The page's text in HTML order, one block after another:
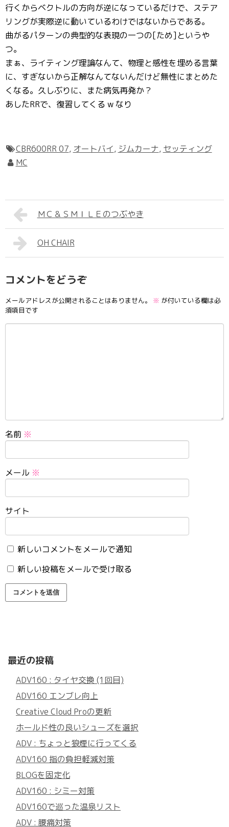
行くからベクトルの方向が逆になっているだけで、ステア
リングが実際逆に動いているわけではないからである。
曲がるパターンの典型的な表現の一つの[ため]というや
つ。
まぁ、ライティング理論なんて、物理と感性を埋める言葉
に、すぎないから正解なんてないんだけど無性にまとめた
くなる。久しぶりに、また病気再発か？
あしたRRで、復習してくる w なり
CBR600RR 07, オートバイ, ジムカーナ, セッティング
MC
ＭＣ＆ＳＭＩＬＥのつぶやき
OH CHAIR
コメントをどうぞ
メールアドレスが公開されることはありません。 ※ が付いている欄は必
須項目です
名前 ※
メール ※
サイト
新しいコメントをメールで通知
新しい投稿をメールで受け取る
最近の投稿
ADV160 : タイヤ交換 (1回目)
ADV160 エンブレ向上
Creative Cloud Proの更新
ホールド性の良いシューズを選択
ADV : ちょっと狼煙に行ってくる
ADV160 指の負担軽減対策
BLOGを固定化
ADV160 : シミー対策
ADV160で巡った温泉リスト
ADV : 腰痛対策